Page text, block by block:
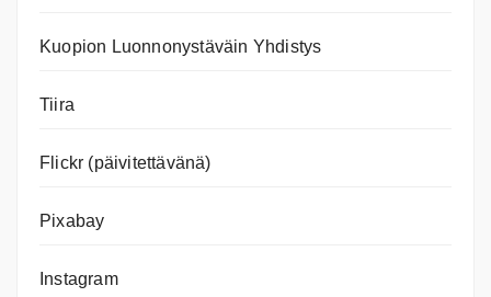
Kuopion Luonnonystäväin Yhdistys
Tiira
Flickr (päivitettävänä)
Pixabay
Instagram